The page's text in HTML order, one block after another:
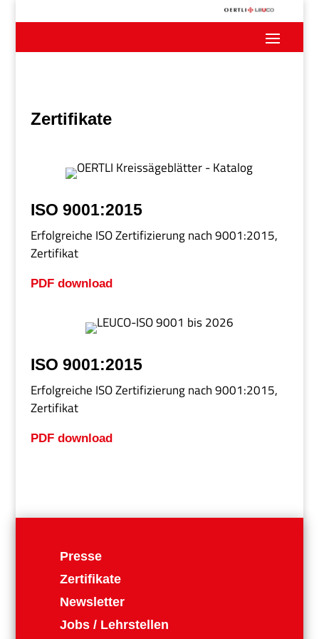
Zertifikate
ISO 9001:2015
Erfolgreiche ISO Zertifizierung nach 9001:2015,
Zertifikat
PDF download
ISO 9001:2015
Erfolgreiche ISO Zertifizierung nach 9001:2015,
Zertifikat
PDF download
Presse
Zertifikate
Newsletter
Jobs / Lehrstellen